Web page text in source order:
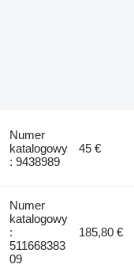
Numer
katalogowy
: 9438989
45 €
Numer
katalogowy
:
511668383
09
185,80 €